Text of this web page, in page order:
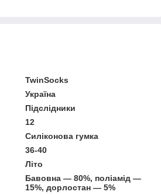
TwinSocks
Україна
Підслідники
12
Силіконова гумка
36-40
Літо
Бавовна — 80%, поліамід —
15%, дорлостан — 5%